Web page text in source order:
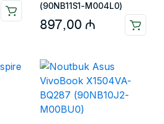
(90NB11S1-M004L0)
897,00 ₼